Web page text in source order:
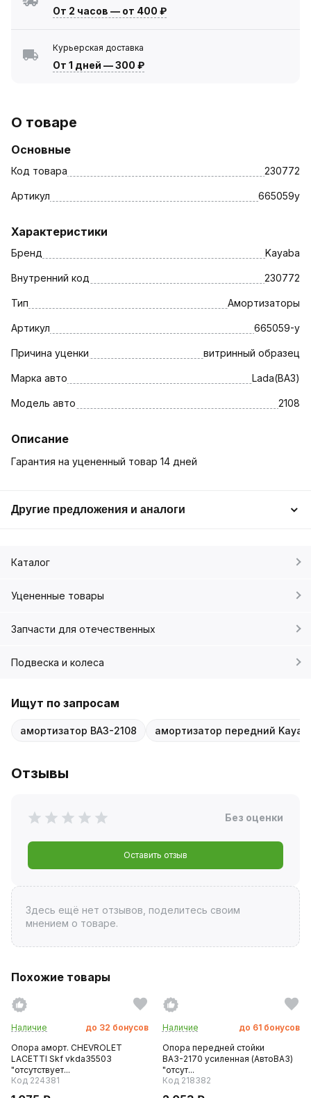
От 2 часов — от 400 ₽
Курьерская доставка
От 1 дней —300 ₽
О товаре
Основные
Код товара 230772
Артикул 665059у
Характеристики
Бренд Kayaba
Внутренний код 230772
Тип Амортизаторы
Артикул 665059-у
Причина уценки витринный образец
Марка авто Lada(ВАЗ)
Модель авто 2108
Описание
Гарантия на уцененный товар 14 дней
Другие предложения и аналоги
Каталог
Уцененные товары
Запчасти для отечественных
Подвеска и колеса
Ищут по запросам
амортизатор ВАЗ-2108 амортизатор передний
Отзывы
Без оценки
Оставить отзыв
Здесь ещё нет отзывов, поделитесь своим
мнением о товаре.
Похожие товары
Наличие до 32 бонусов
Опора аморт. CHEVROLET
LACETTI Skf vkda35503
"отсутствует...
Код 224381
Наличие до 61 бонусов
Опора передней стойки
ВАЗ-2170 усиленная (АвтоВАЗ)
"отсут...
Код 218382